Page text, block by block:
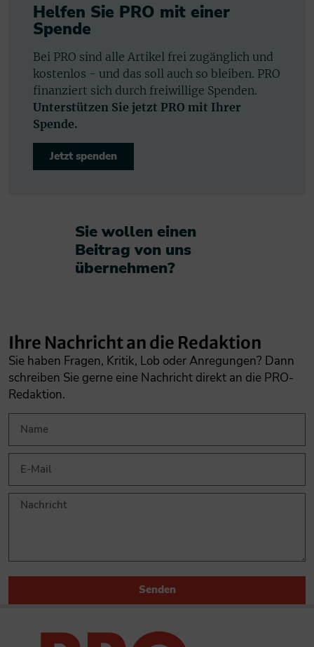
Helfen Sie PRO mit einer
Spende
Bei PRO sind alle Artikel frei zugänglich und
kostenlos - und das soll auch so bleiben. PRO
finanziert sich durch freiwillige Spenden.
Unterstützen Sie jetzt PRO mit Ihrer
Spende.
Jetzt spenden
Sie wollen einen
Beitrag von uns
übernehmen?​
Ihre Nachricht an die Redaktion
Sie haben Fragen, Kritik, Lob oder Anregungen? Dann
schreiben Sie gerne eine Nachricht direkt an die PRO-
Redaktion.
Senden